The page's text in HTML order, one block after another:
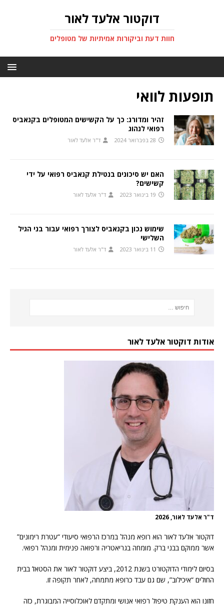
דוקטור אלעד לאור
חוות דעת וביקורות אמיתיות של מטופלים
תופעות לוואי
זהיר ומדורג: כך על הקשישים המטופלים בקנאביס
רפואי לנהוג
28 בפברואר 2024 ד"ר אלעד לאור
האם יש סיכונים בנטילת קנאביס רפואי על ידי
קשישים?
19 בינואר 2023 ד"ר אלעד לאור
שימוש נכון בקנאביס לצורך רפואי עבור בני הגיל
השלישי
11 בינואר 2023 ד"ר אלעד לאור
אודות דוקטור אלעד לאור
ד"ר אלעד לאור, 2026
דוקטור אלעד לאור הוא רופא מנהל במרכז הרפואי סיעודי “עטרת רימונים”
אשר ממוקם בבני ברק. מומחה בגריאטריה ורפואה פנימית ומנהל רפואי.
בסיום לימודי הדוקטורט בשנת 2012, ביצע דוקטור לאור את הסטאז’ בבית
החולים “איכילוב”, שם גם עבד כרופא מתמחה, לאחר תקופה זו.
חזונו הוא הענקת טיפול רפואי אנושי ומתקדם לאוכלוסייה המבוגרת, כזה